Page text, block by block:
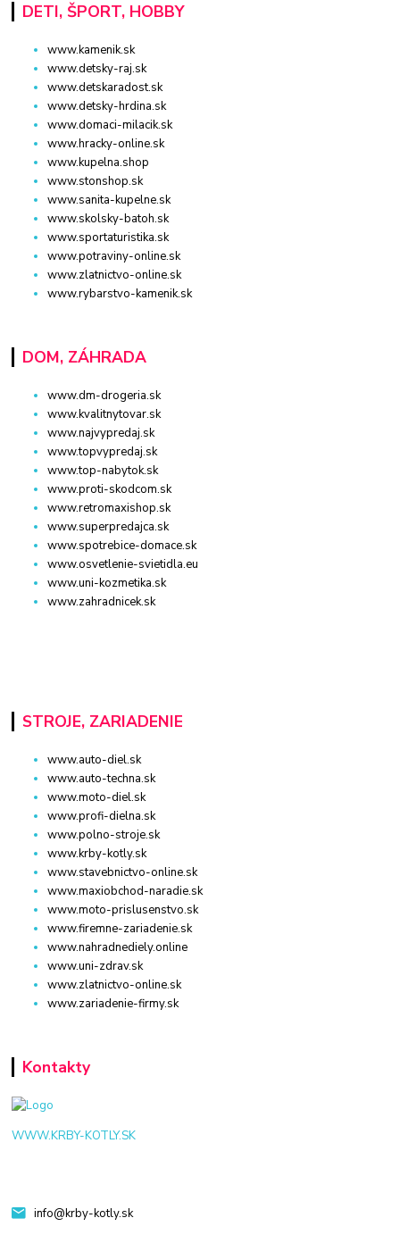
DETI, ŠPORT, HOBBY
www.kamenik.sk
www.detsky-raj.sk
www.detskaradost.sk
www.detsky-hrdina.sk
www.domaci-milacik.sk
www.hracky-online.sk
www.kupelna.shop
www.stonshop.sk
www.sanita-kupelne.sk
www.skolsky-batoh.sk
www.sportaturistika.sk
www.potraviny-online.sk
www.zlatnictvo-online.sk
www.rybarstvo-kamenik.sk
DOM, ZÁHRADA
www.dm-drogeria.sk
www.kvalitnytovar.sk
www.najvypredaj.sk
www.topvypredaj.sk
www.top-nabytok.sk
www.proti-skodcom.sk
www.retromaxishop.sk
www.superpredajca.sk
www.spotrebice-domace.sk
www.osvetlenie-svietidla.eu
www.uni-kozmetika.sk
www.zahradnicek.sk
STROJE, ZARIADENIE
www.auto-diel.sk
www.auto-techna.sk
www.moto-diel.sk
www.profi-dielna.sk
www.polno-stroje.sk
www.krby-kotly.sk
www.stavebnictvo-online.sk
www.maxiobchod-naradie.sk
www.moto-prislusenstvo.sk
www.firemne-zariadenie.sk
www.nahradnediely.online
www.uni-zdrav.sk
www.zlatnictvo-online.sk
www.zariadenie-firmy.sk
Kontakty
WWW.KRBY-KOTLY.SK
info@krby-kotly.sk